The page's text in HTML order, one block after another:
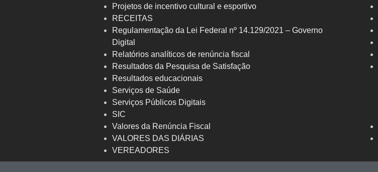
Projetos de incentivo cultural e esportivo
RECEITAS
Regulamentação da Lei Federal nº 14.129/2021 – Governo
Digital
Relatórios analíticos de renúncia fiscal
Resultados da Pesquisa de Satisfação
Resultados educacionais
Serviços de Saúde
Serviços Públicos Digitais
SIC
Valores da Renúncia Fiscal
VALORES DAS DIÁRIAS
VEREADORES